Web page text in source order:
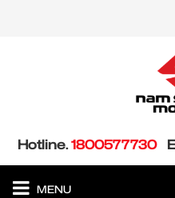
Hotline.1800577730
MENU